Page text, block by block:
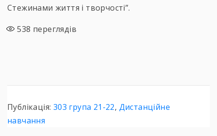
Стежинами життя і творчості”.
538 переглядів
Публікація: 303 група 21-22, Дистанційне
навчання